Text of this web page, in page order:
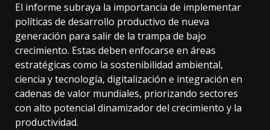
El informe subraya la importancia de implementar
políticas de desarrollo productivo de nueva
generación para salir de la trampa de bajo
crecimiento. Estas deben enfocarse en áreas
estratégicas como la sostenibilidad ambiental,
ciencia y tecnología, digitalización e integración en
cadenas de valor mundiales, priorizando sectores
con alto potencial dinamizador del crecimiento y la
productividad.